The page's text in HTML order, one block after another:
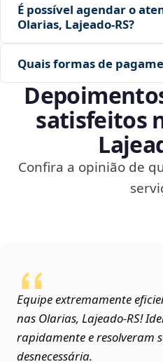
É possível agendar o
Olarias, Lajeado‑RS?
Quais formas de
satisfeitos
Confira a opinião de
Equipe extremamente
nas Olarias, Lajeado‑RS!
rapidamente e resolveram
desnecessária.